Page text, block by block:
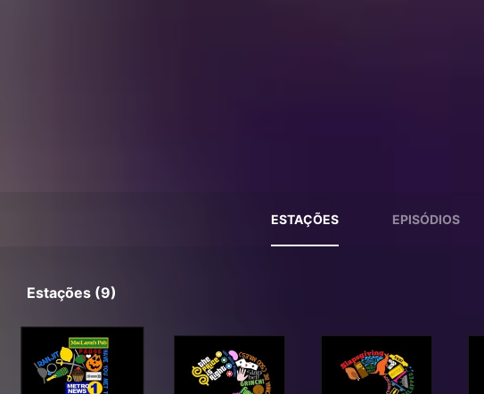
ESTAÇÕES EPISÓDIOS
Estações (9)